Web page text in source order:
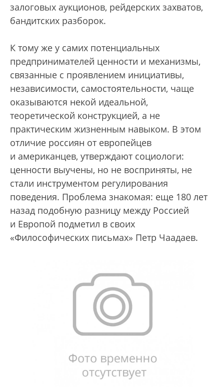
залоговых аукционов, рейдерских захватов,
бандитских разборок.
К тому же у самих потенциальных
предпринимателей ценности и механизмы,
связанные с проявлением инициативы,
независимости, самостоятельности, чаще
оказываются некой идеальной,
теоретической конструкцией, а не
практическим жизненным навыком. В этом
отличие россиян от европейцев
и американцев, утверждают социологи:
ценности выучены, но не восприняты, не
стали инструментом регулирования
поведения. Проблема знакомая: еще 180 лет
назад подобную разницу между Россией
и Европой подметил в своих
«Философических письмах» Петр Чаадаев.